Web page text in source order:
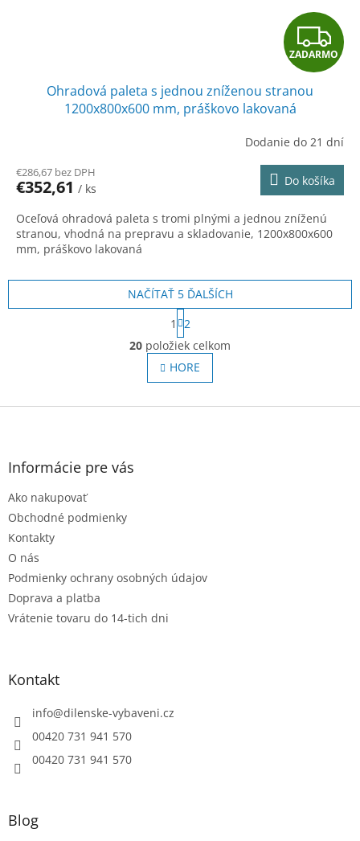
Z
A
A
R
M
O
ZADARMO
Ohradová paleta s jednou zníženou stranou
1200x800x600 mm, práškovo lakovaná
Dodanie do 21 dní
€286,67 bez DPH
€352,61 / ks
Do košíka
Oceľová ohradová paleta s tromi plnými a jednou zníženú
stranou, vhodná na prepravu a skladovanie, 1200x800x600
mm, práškovo lakovaná
O
v
l
á
p
NAČÍTAŤ 5 ĎALŠÍCH
S
t
r
á
n
k
v
1
2
20 položiek celkom
HORE
Z
Informácie pre vás
Ako nakupovať
Obchodné podmienky
Kontakty
O nás
Podmienky ochrany osobných údajov
Doprava a platba
Vrátenie tovaru do 14-tich dni
Kontakt
info@dilenske-vybaveni.cz
00420 731 941 570
00420 731 941 570
Blog